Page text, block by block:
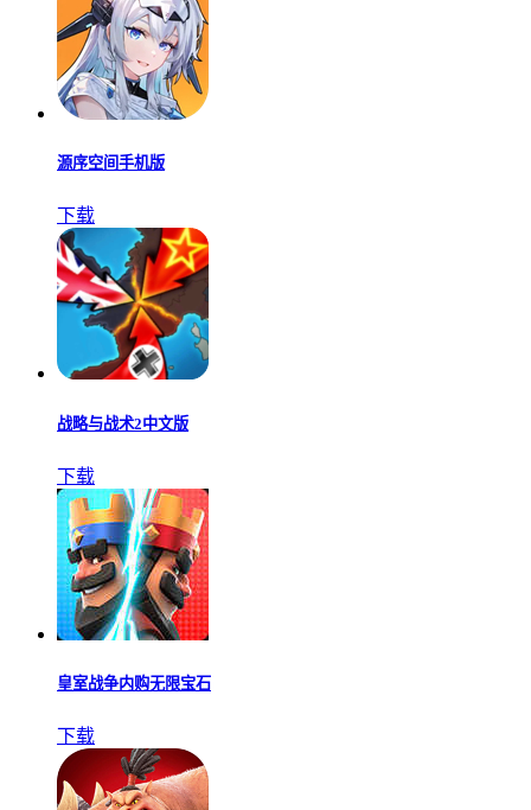
源序空间手机版
下载
战略与战术2中文版
下载
皇室战争内购无限宝石
下载